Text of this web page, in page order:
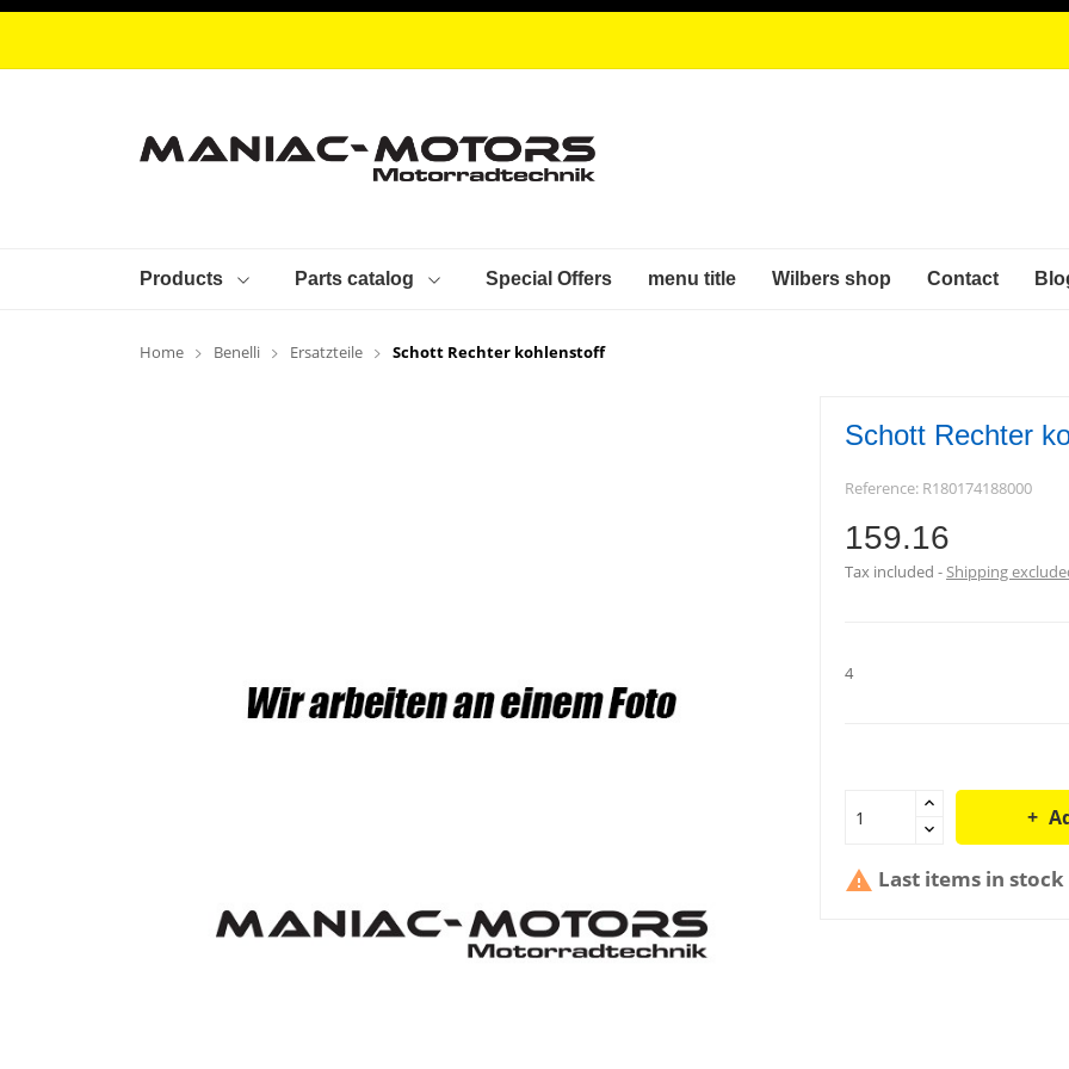
Products Parts catalog Special Offers menu title Wilbers shop Contact
Home Benelli Ersatzteile Schott Rechter kohlenstoff
Schott Rechter
Reference: R180174188000
159.16
Tax included Shipping
4
 Last items in stock